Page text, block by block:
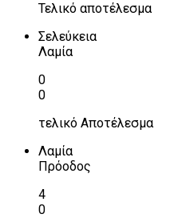
Τελικό αποτέλεσμα
Σελεύκεια
Λαμία
0
0
τελικό Αποτέλεσμα
Λαμία
Πρόοδος
4
0